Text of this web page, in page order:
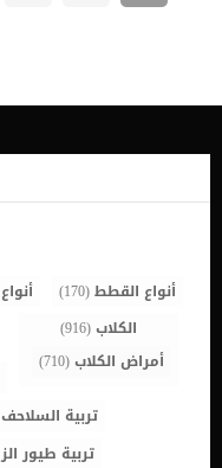
أنواع القطط(170)
الكلاب(916)
أمراض الكلاب(710)
تربية السلاحف
تربية طيور